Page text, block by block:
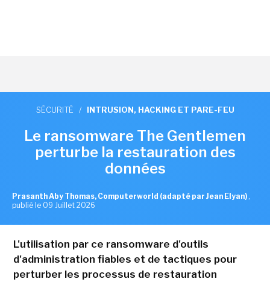
SÉCURITÉ / INTRUSION, HACKING ET PARE-FEU
Le ransomware The Gentlemen
perturbe la restauration des
données
Prasanth Aby Thomas, Computerworld (adapté par Jean Elyan) ,
publié le 09 Juillet 2026
L'utilisation par ce ransomware d'outils
d'administration fiables et de tactiques pour
perturber les processus de restauration